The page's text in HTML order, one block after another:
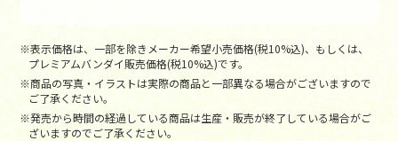
※表示価格は、一部を除きメーカー希望小売価格(税10%込)、もしくは、
プレミアムバンダイ販売価格(税10%込)です。
※商品の写真・イラストは実際の商品と一部異なる場合がございますので
ご了承ください。
※発売から時間の経過している商品は生産・販売が終了している場合がご
ざいますのでご了承ください。